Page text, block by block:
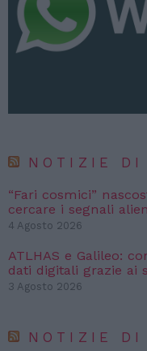
NOTIZIE DI
“Fari cosmici”
cercare i segnali
4 Agosto 2026
ATLHAS e Galileo:
dati digitali grazie ai
3 Agosto 2026
NOTIZIE DI